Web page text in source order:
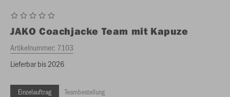
JAKO Coachjacke Team mit Kapuze
Artikelnummer: 7103
Lieferbar bis 2026
Einzelauftrag Teambestellung